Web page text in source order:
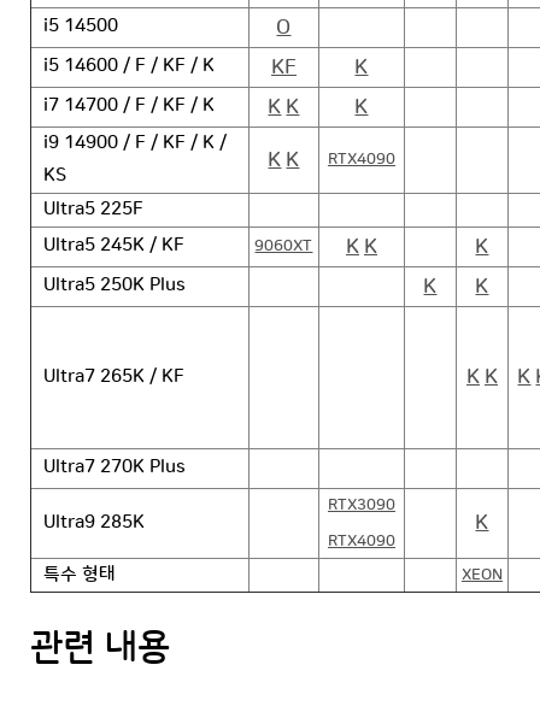
i5 14500 O
i5 14600 / F / KF / K KF K
i7 14700 / F / KF / K K K K
i9 14900 / F / KF / K /
KS
K K RTX4090
Ultra5 225F
Ultra5 245K / KF
9060XT K K K
Ultra5 250K Plus K K
Ultra7 265K / KF K K K
Ultra7 270K Plus
Ultra9 285K
RTX3090
RTX4090
K
특수 형태 XEON
관련 내용